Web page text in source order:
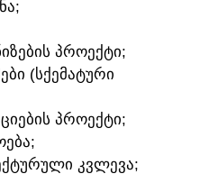
ᲞᲠᲝᲔᲥᲢᲘ;
(ᲡᲥᲔᲛᲐᲢᲣᲠᲘ
ᲞᲠᲝᲔᲥᲢᲘ;
ᲙᲕᲚᲔᲕᲐ;